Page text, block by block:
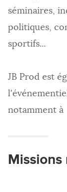
séminaires,
politiques,
sportifs...
JB Prod est
notamment
Missions